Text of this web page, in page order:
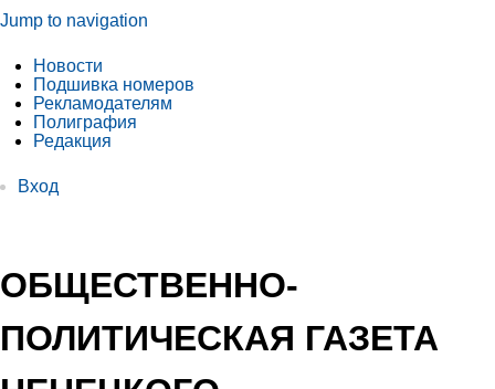
Jump to navigation
Новости
Подшивка номеров
Рекламодателям
Полиграфия
Редакция
Вход
ОБЩЕСТВЕННО-
ПОЛИТИЧЕСКАЯ ГАЗЕТА